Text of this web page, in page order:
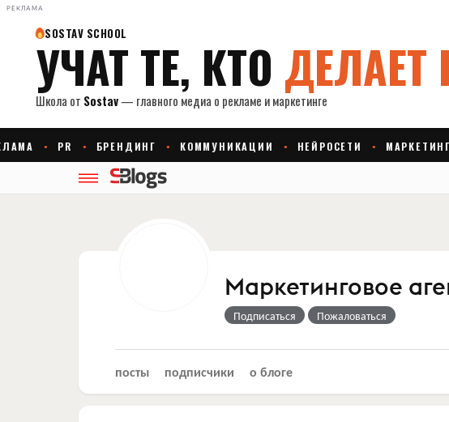
РЕКЛАМА
Маркетинговое
Подписаться Пожаловаться
посты подписчики о блоге